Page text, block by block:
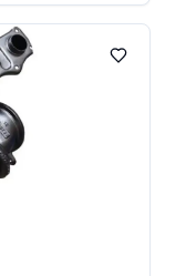
Lägg till